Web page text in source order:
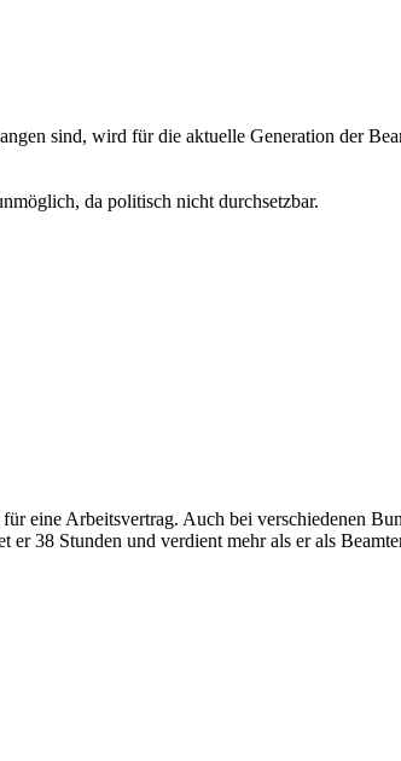
sind, wird für die aktuelle Generation der
da politisch nicht durchsetzbar.
eine Arbeitsvertrag. Auch bei verschiedenen
38 Stunden und verdient mehr als er als